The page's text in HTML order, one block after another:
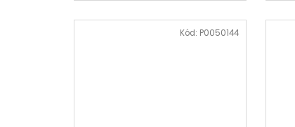
Kód: P0050144